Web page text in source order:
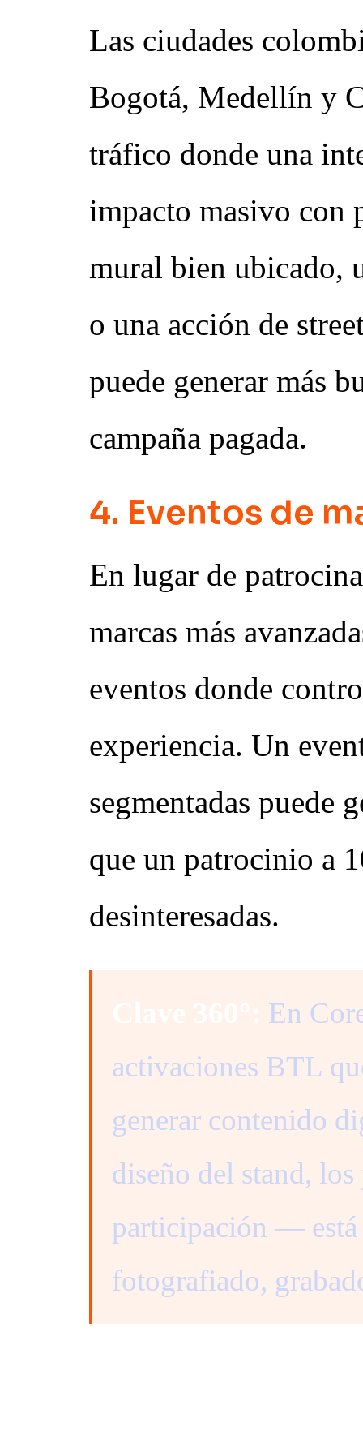
Las ciudades
Bogotá, Medellín y
tráfico donde una
impacto masivo con
mural bien ubicado,
o una acción de
puede generar más
campaña pagada.
4. Eventos de
En lugar de
marcas más
eventos donde
experiencia. Un
segmentadas puede
que un patrocinio a
desinteresadas.
En
activaciones BTL
generar contenido
diseño del stand,
participación — está
fotografiado,